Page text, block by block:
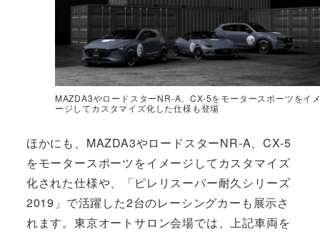
MAZDA3やロードスターNR-A、CX-5をモータースポーツをイ
ージしてカスタマイズ化した仕様も登場
ほかにも、MAZDA3やロードスターNR-A、CX-5
をモータースポーツをイメージしてカスタマイズ
化された仕様や、「ピレリスーパー耐久シリーズ
2019」で活躍した2台のレーシングカーも展示さ
れます。東京オートサロン会場では、上記車両を